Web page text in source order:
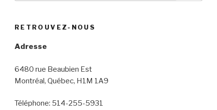
RETROUVEZ-NOUS
Adresse
6480 rue Beaubien Est
Montréal, Québec, H1M 1A9
Téléphone: 514-255-5931